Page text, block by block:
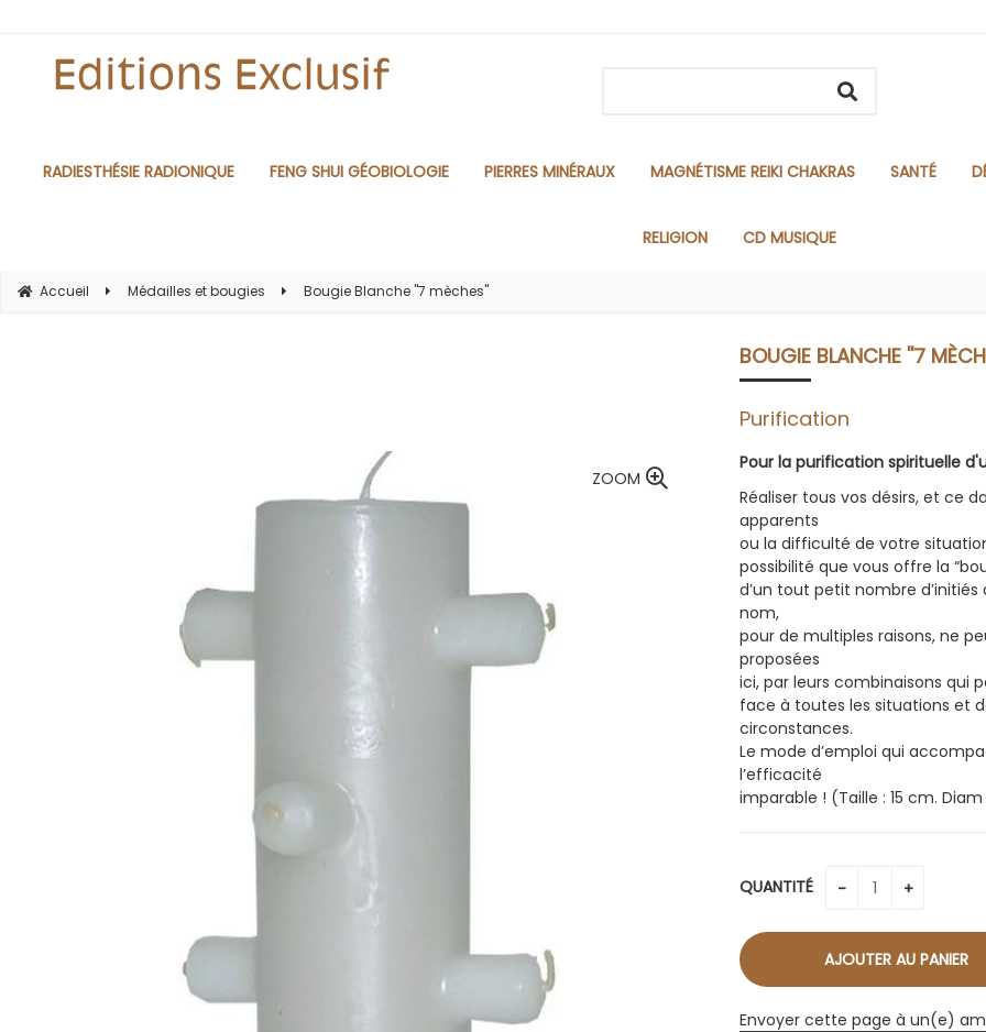
RADIESTHÉSIE RADIONIQUE FENG SHUI GÉOBIOLOGIE PIERRES MINÉRAUX MAGNÉTISME REIKI CHAKRAS SANTÉ
RELIGION CD MUSIQUE
Accueil Médailles et bougies Bougie Blanche ''7 mèches''
BOUGIE BLANCHE ''7
Purification
ZOOM
Pour la purification spirituelle
Réaliser tous vos désirs, et ce
apparents
ou la difficulté de votre
possibilité que vous offre la
d’un tout petit nombre
nom,
pour de multiples raisons, ne
proposées
ici, par leurs combinaisons qui
face à toutes les situations et
circonstances.
Le mode d’emploi qui
l’efficacité
imparable ! (Taille : 15 cm.
QUANTITÉ
Envoyer cette page à un(e)